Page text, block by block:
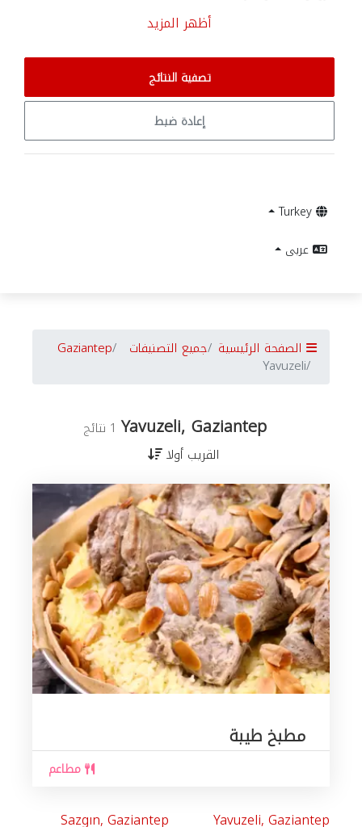
أظهر المزيد
تصفية النتائج
إعادة ضبط
Turkey
عربى
الصفحة الرئيسية جميع التصنيفات Gaziantep
Yavuzeli
Yavuzeli, Gaziantep 1 نتائج
القريب أولا
مطبخ طيبة
مطاعم
جميع
الأعمال
في
Gaziantep
حسب
المدن
Yavuzeli, Gaziantep
Sazgın, Gaziantep